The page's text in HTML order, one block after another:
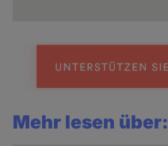
Mehr lesen über: